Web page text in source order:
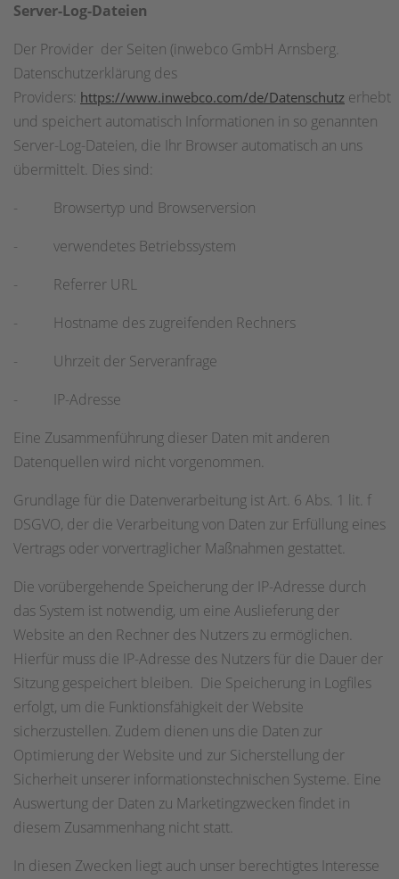
Server-Log-Dateien
Der Provider der Seiten (inwebco GmbH Arnsberg.
Datenschutzerklärung des
Providers: https://www.inwebco.com/de/Datenschutz erhebt
und speichert automatisch Informationen in so genannten
Server-Log-Dateien, die Ihr Browser automatisch an uns
übermittelt. Dies sind:
- Browsertyp und Browserversion
- verwendetes Betriebssystem
- Referrer URL
- Hostname des zugreifenden Rechners
- Uhrzeit der Serveranfrage
- IP-Adresse
Eine Zusammenführung dieser Daten mit anderen
Datenquellen wird nicht vorgenommen.
Grundlage für die Datenverarbeitung ist Art. 6 Abs. 1 lit. f
DSGVO, der die Verarbeitung von Daten zur Erfüllung eines
Vertrags oder vorvertraglicher Maßnahmen gestattet.
Die vorübergehende Speicherung der IP-Adresse durch
das System ist notwendig, um eine Auslieferung der
Website an den Rechner des Nutzers zu ermöglichen.
Hierfür muss die IP-Adresse des Nutzers für die Dauer der
Sitzung gespeichert bleiben. Die Speicherung in Logfiles
erfolgt, um die Funktionsfähigkeit der Website
sicherzustellen. Zudem dienen uns die Daten zur
Optimierung der Website und zur Sicherstellung der
Sicherheit unserer informationstechnischen Systeme. Eine
Auswertung der Daten zu Marketingzwecken findet in
diesem Zusammenhang nicht statt.
In diesen Zwecken liegt auch unser berechtigtes Interesse